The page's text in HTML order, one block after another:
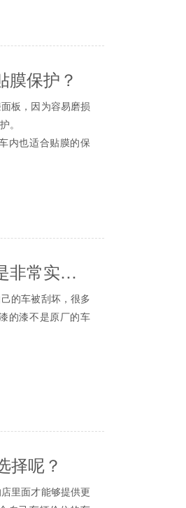
怎么需要这么久？
耐烦以及手法的专
们应该卸妆，用洗
漆层反射光线，其
清漆层，就算是之
的光泽。就像汽车
的机会，因为酸
露在阳光下，会加
辆长期暴露。
刮风下雨或许是大
。
选的
膜保护？
板，因为容易磨损
。
内也适合贴膜的保
护。
，但在排挡旁边
方被刮擦的几率是
饰，这个位置很容
是在门把手附近区
成都汽车贴膜：隐形车衣功能是非常实用的
的车被刮坏，很多
的漆不是原厂的车
本就很薄的汽车
，隐形车衣可以很
择呢？
里面才能够提供更